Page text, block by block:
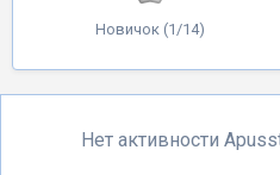
Новичок (1/14)
Нет активности